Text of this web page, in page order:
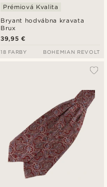
Bryant hodvábna kravata
Brux
Prémiová Kvalita
39,95 €
18 FARBY BOHEMIAN REVOLT